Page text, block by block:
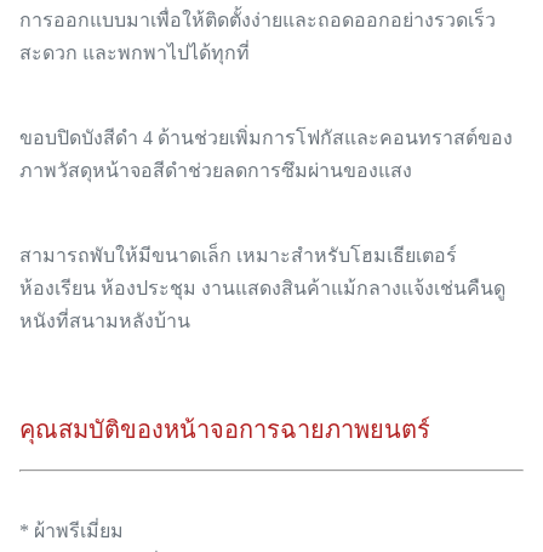
การออกแบบมาเพื่อให้ติดตั้งง่ายและถอดออกอย่างรวดเร็ว
สะดวก และพกพาไปได้ทุกที่
ขอบปิดบังสีดำ 4 ด้านช่วยเพิ่มการโฟกัสและคอนทราสต์ของ
ภาพวัสดุหน้าจอสีดำช่วยลดการซึมผ่านของแสง
สามารถพับให้มีขนาดเล็ก เหมาะสำหรับโฮมเธียเตอร์
ห้องเรียน ห้องประชุม งานแสดงสินค้าแม้กลางแจ้งเช่นคืนดู
หนังที่สนามหลังบ้าน
คุณสมบัติของหน้าจอการฉายภาพยนตร์
* ผ้าพรีเมี่ยม